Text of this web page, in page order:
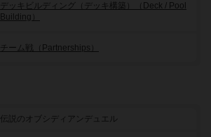
デッキビルディング（デッキ構築）（Deck / Pool
Building）
チーム戦（Partnerships）
伝説のオブシディアンデュエル